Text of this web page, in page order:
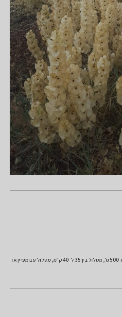
מסלול בין 35 ל- 40 ק"מ
מסלול עם מעיין או